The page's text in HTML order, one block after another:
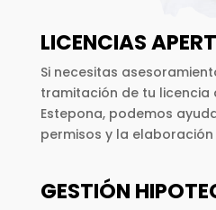
LICENCIAS
Si necesitas
tramitación de tu licencia
Estepona, podemos
permisos y la
GESTIÓN